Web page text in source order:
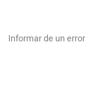
Informar de un error